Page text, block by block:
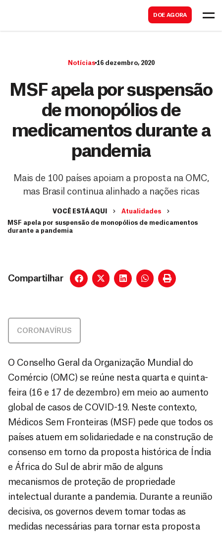
DOE AGORA
Notícias 16 dezembro, 2020
MSF apela por suspensão
de monopólios de
medicamentos durante a
pandemia
Mais de 100 países apoiam a proposta na OMC,
mas Brasil continua alinhado a nações ricas
VOCÊ ESTÁ AQUI
Atualidades
MSF apela por suspensão de monopólios de medicamentos
durante a pandemia
Compartilhar
CORONAVÍRUS
O Conselho Geral da Organização Mundial do
Comércio (OMC) se reúne nesta quarta e quinta-
feira (16 e 17 de dezembro) em meio ao aumento
global de casos de COVID-19. Neste contexto,
Médicos Sem Fronteiras (MSF) pede que todos os
países atuem em solidariedade e na construção de
consenso em torno da proposta histórica de Índia
e África do Sul de abrir mão de alguns
mecanismos de proteção de propriedade
intelectual durante a pandemia. Durante a reunião
decisiva, os governos devem tomar todas as
medidas necessárias para tornar esta proposta
a